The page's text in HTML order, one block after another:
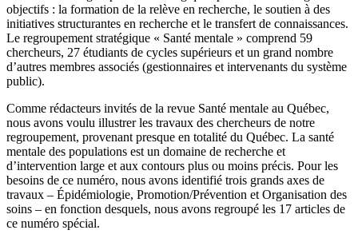
objectifs : la formation de la relève en recherche, le soutien à des
initiatives structurantes en recherche et le transfert de connaissances.
Le regroupement stratégique « Santé mentale » comprend 59
chercheurs, 27 étudiants de cycles supérieurs et un grand nombre
d’autres membres associés (gestionnaires et intervenants du système
public).
Comme rédacteurs invités de la revue Santé mentale au Québec,
nous avons voulu illustrer les travaux des chercheurs de notre
regroupement, provenant presque en totalité du Québec. La santé
mentale des populations est un domaine de recherche et
d’intervention large et aux contours plus ou moins précis. Pour les
besoins de ce numéro, nous avons identifié trois grands axes de
travaux – Épidémiologie, Promotion/Prévention et Organisation des
soins – en fonction desquels, nous avons regroupé les 17 articles de
ce numéro spécial.